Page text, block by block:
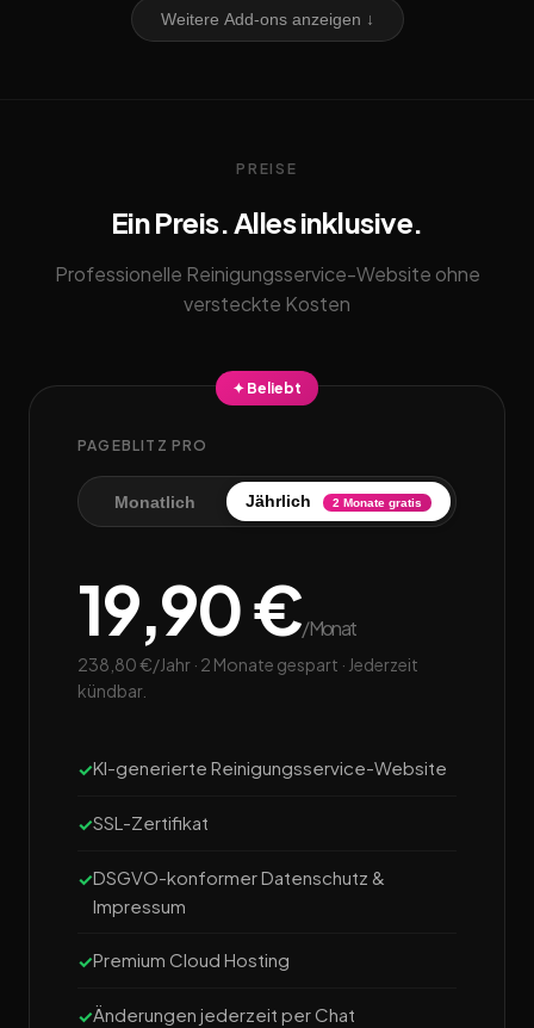
Weitere Add-ons anzeigen ↓
PREISE
Ein Preis. Alles inklusive.
Professionelle Reinigungsservice-Website ohne
versteckte Kosten
✦ Beliebt
PAGEBLITZ PRO
Monatlich Jährlich 2 Monate gratis
19,90 €/Monat
238,80 €/Jahr · 2 Monate gespart · Jederzeit
kündbar.
KI-generierte Reinigungsservice-Website
SSL-Zertifikat
DSGVO-konformer Datenschutz &
Impressum
Premium Cloud Hosting
Änderungen jederzeit per Chat